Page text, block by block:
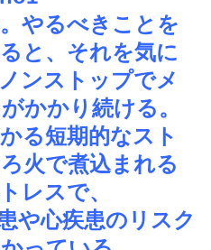
やるべきことを
と、それを気に
ンストップでメ
かかり続ける。
る短期的なスト
火で煮込まれる
レスで、
や心疾患のリスク